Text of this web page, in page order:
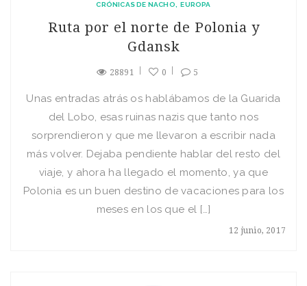
CRÓNICAS DE NACHO EUROPA
Ruta por el norte de Polonia y
Gdansk
28891 0 5
12 junio, 2017
Unas entradas atrás os hablábamos de la Guarida
del Lobo, esas ruinas nazis que tanto nos
sorprendieron y que me llevaron a escribir nada
más volver. Dejaba pendiente hablar del resto del
viaje, y ahora ha llegado el momento, ya que
Polonia es un buen destino de vacaciones para los
meses en los que el […]